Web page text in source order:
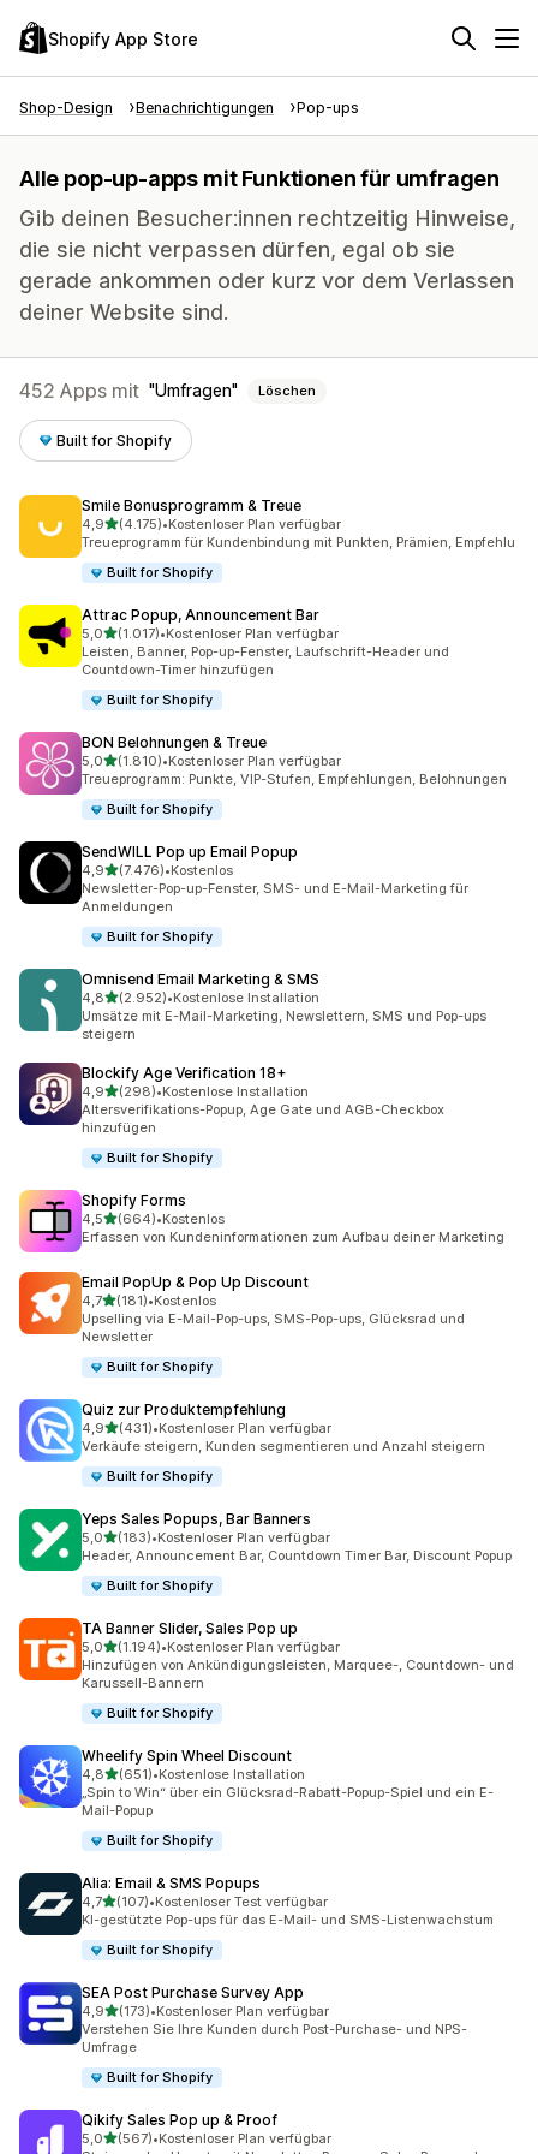
Shopify App Store
Shop-Design Benachrichtigungen Pop-ups
Alle pop-up-apps mit Funktionen für umfragen
Gib deinen Besucher:innen rechtzeitig Hinweise,
die sie nicht verpassen dürfen, egal ob sie
gerade ankommen oder kurz vor dem Verlassen
deiner Website sind.
452 Apps mit Umfragen Löschen
Built for Shopify
Smile Bonusprogramm & Treue
4,9von 5 Sternen
(4.175)
4175 Rezensionen insgesamt
•Kostenloser Plan verfügbar
Treueprogramm für Kundenbindung mit Punkten, Prämien, Empfehlu
Built for Shopify
Attrac Popup, Announcement Bar
5,0von 5 Sternen
(1.017)
1017 Rezensionen insgesamt
•Kostenloser Plan verfügbar
Leisten, Banner, Pop-up-Fenster, Laufschrift-Header und
Countdown-Timer hinzufügen
Built for Shopify
BON Belohnungen & Treue
5,0von 5 Sternen
(1.810)
1810 Rezensionen insgesamt
•Kostenloser Plan verfügbar
Treueprogramm: Punkte, VIP-Stufen, Empfehlungen, Belohnungen
Built for Shopify
SendWILL Pop up Email Popup
4,9von 5 Sternen
(7.476)
7476 Rezensionen insgesamt
•Kostenlos
Newsletter-Pop-up-Fenster, SMS- und E-Mail-Marketing für
Anmeldungen
Built for Shopify
Omnisend Email Marketing & SMS
4,8von 5 Sternen
(2.952)
2952 Rezensionen insgesamt
•Kostenlose Installation
Umsätze mit E-Mail-Marketing, Newslettern, SMS und Pop-ups
steigern
Blockify Age Verification 18+
4,9von 5 Sternen
(298)
298 Rezensionen insgesamt
•Kostenlose Installation
Altersverifikations-Popup, Age Gate und AGB-Checkbox
hinzufügen
Built for Shopify
Shopify Forms
4,5von 5 Sternen
(664)
664 Rezensionen insgesamt
•Kostenlos
Erfassen von Kundeninformationen zum Aufbau deiner Marketing
Email PopUp & Pop Up Discount
4,7von 5 Sternen
(181)
181 Rezensionen insgesamt
•Kostenlos
Upselling via E-Mail-Pop-ups, SMS-Pop-ups, Glücksrad und
Newsletter
Built for Shopify
Quiz zur Produktempfehlung
4,9von 5 Sternen
(431)
431 Rezensionen insgesamt
•Kostenloser Plan verfügbar
Verkäufe steigern, Kunden segmentieren und Anzahl steigern
Built for Shopify
Yeps Sales Popups, Bar Banners
5,0von 5 Sternen
(183)
183 Rezensionen insgesamt
•Kostenloser Plan verfügbar
Header, Announcement Bar, Countdown Timer Bar, Discount Popup
Built for Shopify
TA Banner Slider, Sales Pop up
5,0von 5 Sternen
(1.194)
1194 Rezensionen insgesamt
•Kostenloser Plan verfügbar
Hinzufügen von Ankündigungsleisten, Marquee-, Countdown- und
Karussell-Bannern
Built for Shopify
Wheelify Spin Wheel Discount
4,8von 5 Sternen
(651)
651 Rezensionen insgesamt
•Kostenlose Installation
„Spin to Win“ über ein Glücksrad-Rabatt-Popup-Spiel und ein E-
Mail-Popup
Built for Shopify
Alia: Email & SMS Popups
4,7von 5 Sternen
(107)
107 Rezensionen insgesamt
•Kostenloser Test verfügbar
KI-gestützte Pop-ups für das E-Mail- und SMS-Listenwachstum
Built for Shopify
SEA Post Purchase Survey App
4,9von 5 Sternen
(173)
173 Rezensionen insgesamt
•Kostenloser Plan verfügbar
Verstehen Sie Ihre Kunden durch Post-Purchase- und NPS-
Umfrage
Built for Shopify
Qikify Sales Pop up & Proof
5,0von 5 Sternen
(567)
567 Rezensionen insgesamt
•Kostenloser Plan verfügbar